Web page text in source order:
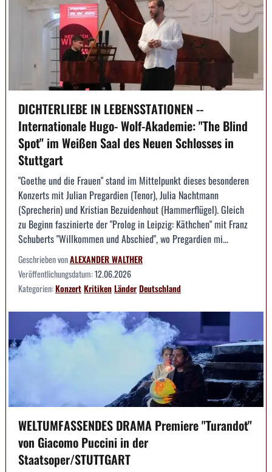
DICHTERLIEBE IN LEBENSSTATIONEN --
Internationale Hugo- Wolf-Akademie: "The Blind
Spot" im Weißen Saal des Neuen Schlosses in
Stuttgart
"Goethe und die Frauen" stand im Mittelpunkt dieses besonderen
Konzerts mit Julian Pregardien (Tenor), Julia Nachtmann
(Sprecherin) und Kristian Bezuidenhout (Hammerflügel). Gleich
zu Beginn faszinierte der "Prolog in Leipzig: Käthchen" mit Franz
Schuberts "Willkommen und Abschied", wo Pregardien mi...
Geschrieben vonALEXANDER WALTHER
Veröffentlichungsdatum:12.06.2026
Kategorien:KonzertKritikenLänderDeutschland
WELTUMFASSENDES DRAMA Premiere "Turandot"
von Giacomo Puccini in der
Staatsoper/STUTTGART